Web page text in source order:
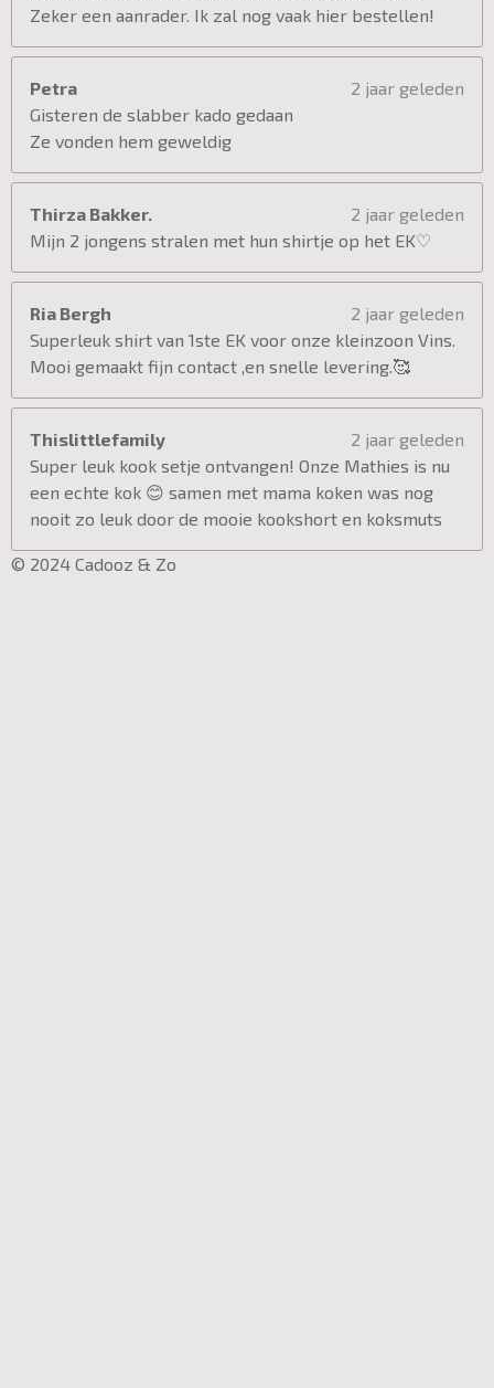
Zeker een aanrader. Ik zal nog vaak hier bestellen!
Petra
2 jaar geleden
Gisteren de slabber kado gedaan
Ze vonden hem geweldig
Thirza Bakker.
2 jaar geleden
Mijn 2 jongens stralen met hun shirtje op het EK♡
Ria Bergh
2 jaar geleden
Superleuk shirt van 1ste EK voor onze kleinzoon Vins.
Mooi gemaakt fijn contact ,en snelle levering.🥰
Thislittlefamily
2 jaar geleden
Super leuk kook setje ontvangen! Onze Mathies is nu
een echte kok 😊 samen met mama koken was nog
nooit zo leuk door de mooie kookshort en koksmuts
© 2024 Cadooz & Zo